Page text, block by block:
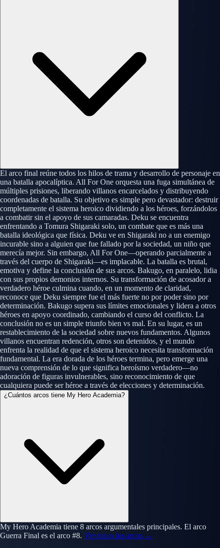
El arco final reúne todos los hilos de trama y desarrollo de personaje en
una batalla apocalíptica. All For One orquesta una fuga simultánea de
múltiples prisiones, liberando villanos encarcelados y distribuyendo
coordenadas de batalla. Su objetivo es simple pero devastador: destruir
completamente el sistema heroico dividiendo a los héroes, forzándolos
a combatir sin el apoyo de sus camaradas. Deku se encuentra
enfrentando a Tomura Shigaraki solo, un combate que es más una
batalla ideológica que física. Deku ve en Shigaraki no a un enemigo
incurable sino a alguien que fue fallado por la sociedad, un niño que
merecía mejor. Sin embargo, All For One—operando parcialmente a
través del cuerpo de Shigaraki—es implacable. La batalla es brutal,
emotiva y define la conclusión de sus arcos. Bakugo, en paralelo, lidia
con sus propios demonios internos. Su transformación de acosador a
verdadero héroe culmina cuando, en un momento de claridad,
reconoce que Deku siempre fue el más fuerte no por poder sino por
determinación. Bakugo supera sus límites emocionales y lidera a otros
héroes en apoyo coordinado, cambiando el curso del conflicto. La
conclusión no es un simple triunfo bien vs mal. En su lugar, es un
restablecimiento de la sociedad sobre nuevos fundamentos. Algunos
villanos encuentran redención, otros son detenidos, y el mundo
enfrenta la realidad de que el sistema heroico necesita transformación
fundamental. La era dorada de los héroes termina, pero emerge una
nueva comprensión de lo que significa heroísmo verdadero—no
adoración de figuras invulnerables, sino reconocimiento de que
cualquiera puede ser héroe a través de elecciones y determinación.
¿Cuántos arcos tiene My Hero Academia?
My Hero Academia tiene 8 arcos argumentales principales. El arco
Guerra Final es el arco #8. Ver todos los arcos →